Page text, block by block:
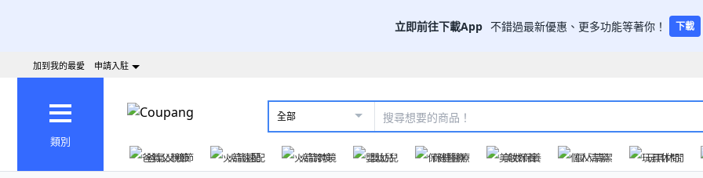
立即前往下載App 不錯過最新優惠、更多功能等著你！ 下載
加到我的最愛 申請入駐
類別
全部
爸氣父親節
火箭速配 火箭跨境 嬰幼兒 保健醫療 美妝保養 個人清潔 玩具休閒